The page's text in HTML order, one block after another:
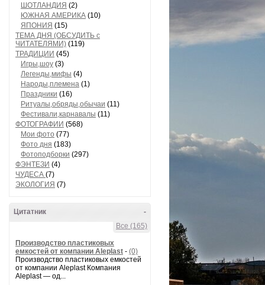
ШОТЛАНДИЯ (2)
ЮЖНАЯ АМЕРИКА (10)
ЯПОНИЯ (15)
ТЕМА ДНЯ (ОБСУДИТЬ с
ЧИТАТЕЛЯМИ) (119)
ТРАДИЦИИ (45)
Игры,шоу (3)
Легенды,мифы (4)
Народы,племена (1)
Праздники (16)
Ритуалы,обряды,обычаи (11)
Фестивали,карнавалы (11)
ФОТОГРАФИИ (568)
Мои фото (77)
Фото дня (183)
Фотоподборки (297)
ФЭНТЕЗИ (4)
ЧУДЕСА (7)
ЭКОЛОГИЯ (7)
-
Цитатник
Все (165)
Производство пластиковых
емкостей от компании Aleplast - (0)
Производство пластиковых емкостей
от компании Aleplast Компания
Aleplast — од...